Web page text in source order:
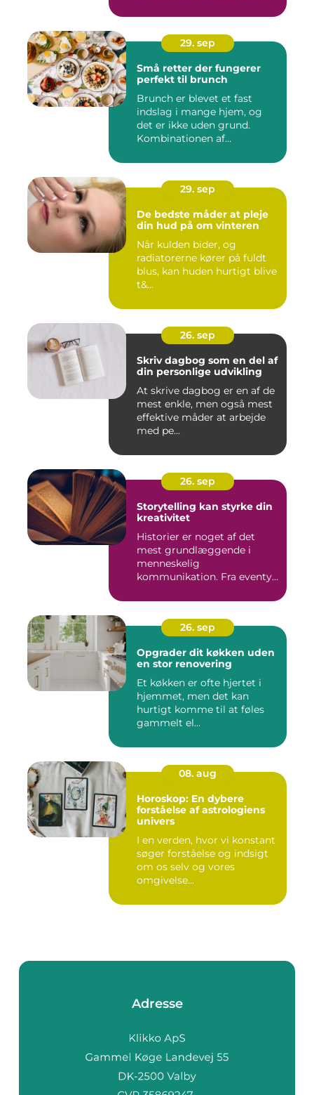
29. sep
Små retter der fungerer
perfekt til brunch
Brunch er blevet et fast
indslag i mange hjem, og
det er ikke uden grund.
Kombinationen af
29. sep
De bedste måder at pleje
din hud på om vinteren
Når kulden bider, og
radiatorerne kører på fuldt
blus, kan huden hurtigt blive
t&...
26. sep
Skriv dagbog som en del af
din personlige udvikling
At skrive dagbog er en af de
mest enkle, men også mest
effektive måder at arbejde
med pe...
26. sep
Storytelling kan styrke din
kreativitet
Historier er noget af det
mest grundlæggende i
menneskelig
kommunikation. Fra eventyr
26. sep
Opgrader dit køkken uden
en stor renovering
Et køkken er ofte hjertet i
hjemmet, men det kan
hurtigt komme til at føles
gammelt el...
08. aug
Horoskop: En dybere
forståelse af astrologiens
univers
I en verden, hvor vi konstant
søger forståelse og indsigt
om os selv og vores
omgivelse...
Adresse